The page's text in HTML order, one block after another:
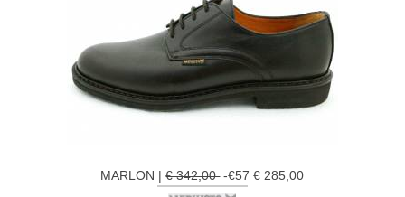
MARLON |€ 342,00-€57 € 285,00